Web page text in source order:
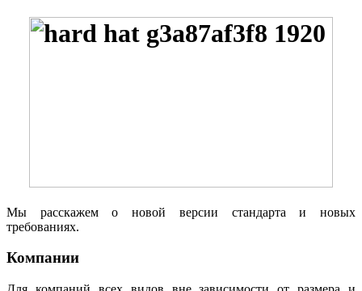
Мы расскажем о новой версии стандарта и новых
требованиях.
Компании